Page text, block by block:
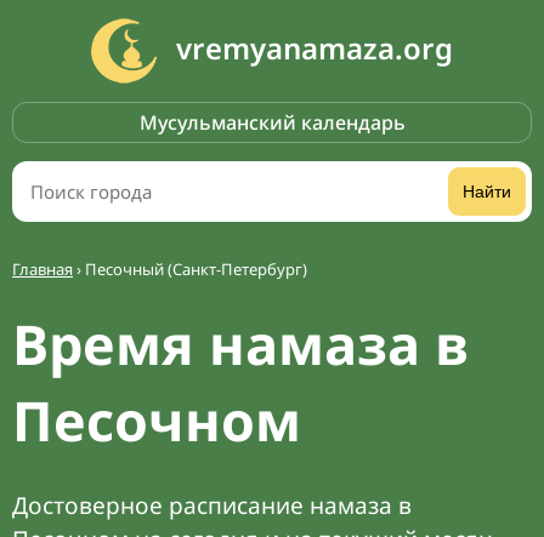
vremyanamaza.org
Мусульманский календарь
Найти
Главная› Песочный (Санкт-Петербург)
Время намаза в
Песочном
Достоверное расписание намаза в